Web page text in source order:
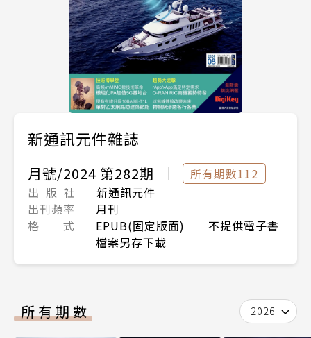
新通訊元件雜誌
月號/2024 第282期
所有期數112
出 版 社
新通訊元件
出刊頻率
月刊
格 式
EPUB(固定版面) 不提供電子書
檔案另存下載
所有期數 2026